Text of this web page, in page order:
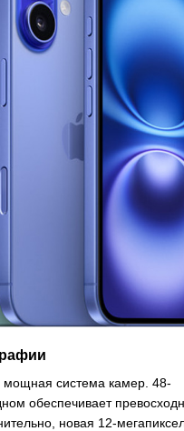
система камер. 48-
обеспечивает
новая 12-